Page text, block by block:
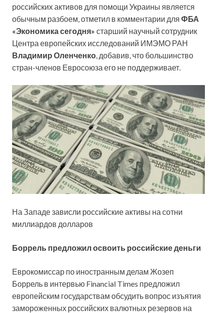
российских активов для помощи Украины является
обычным разбоем, отметил в комментарии для ФБА
«Экономика сегодня» старший научный сотрудник
Центра европейских исследований ИМЭМО РАН
Владимир Оленченко, добавив, что большинство
стран-членов Евросоюза его не поддерживает.
На Западе зависли российские активы на сотни
миллиардов долларов
Боррель предложил освоить российские деньги
Еврокомиссар по иностранным делам Жозеп
Боррель в интервью Financial Times предложил
европейским государствам обсудить вопрос изъятия
замороженных российских валютных резервов на